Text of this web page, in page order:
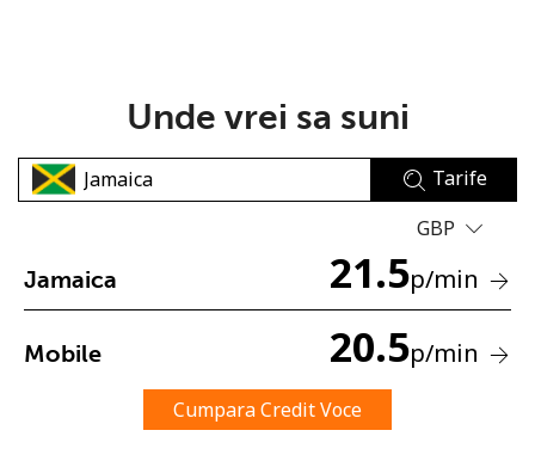
Lipsa parola
Un numar
Unde vrei sa suni
Tarife
GBP
Jamaica 21.5p/min
Mobile 20.5p/min
Cumpara Credit Voce